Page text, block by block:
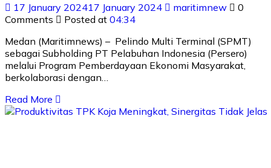
17 January 202417 January 2024 maritimnew
0
Comments
Posted at 04:34
Medan (Maritimnews) – Pelindo Multi Terminal (SPMT)
sebagai Subholding PT Pelabuhan Indonesia (Persero)
melalui Program Pemberdayaan Ekonomi Masyarakat,
berkolaborasi dengan…
Read More